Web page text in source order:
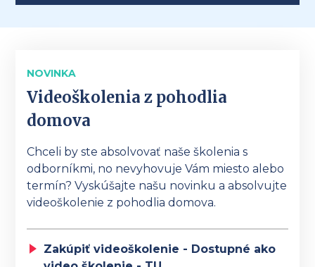
NOVINKA
Videoškolenia z pohodlia
domova
Chceli by ste absolvovať naše školenia s
odborníkmi, no nevyhovuje Vám miesto alebo
termín? Vyskúšajte našu novinku a absolvujte
videoškolenie z pohodlia domova.
Zakúpiť videoškolenie - Dostupné ako